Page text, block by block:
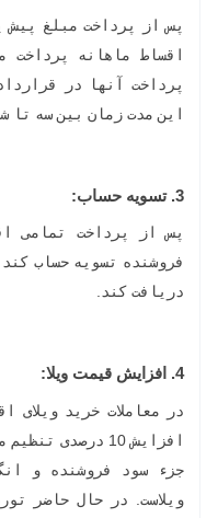
پس از پرداخت مبلغ پیش
اقساط ماهانه پرداخت
پرداخت آنها در
این مدت زمان بین سه تا
3. تسویه حساب:
پس از پرداخت تمامی
فروشنده تسویه حساب
دریافت کند.
4. افزایش قیمت ویلا:
در معاملات خرید ویلای
افزایش 10
جزء سود فروشنده و
ویلاست. در حال حاضر